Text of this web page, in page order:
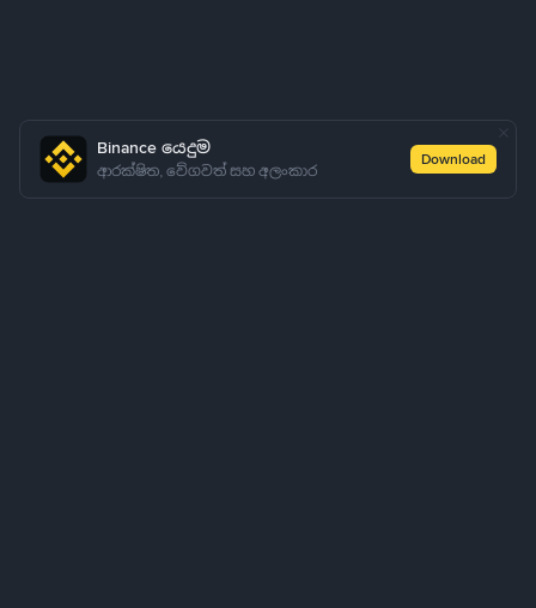
Binance යෙදුම
ආරක්ෂිත, වේගවත් සහ අලංකාර
Download